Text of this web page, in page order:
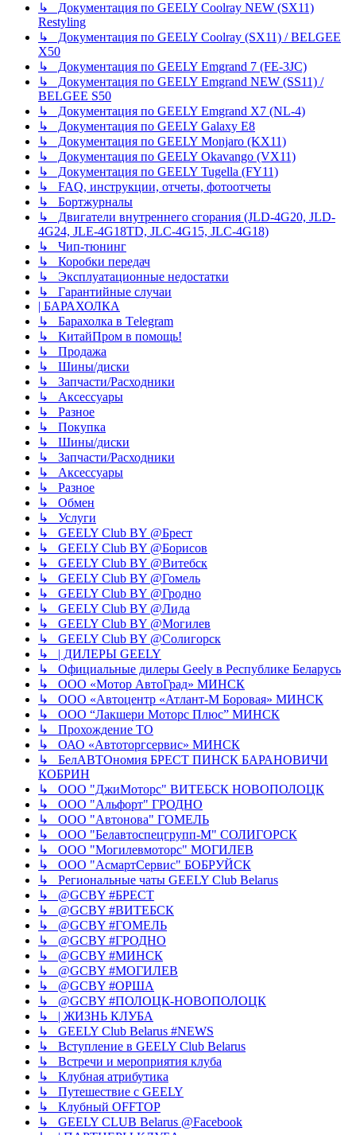
↳ Документация по GEELY Coolray NEW (SX11)
Restyling
↳ Документация по GEELY Coolray (SX11) / BELGEE
X50
↳ Документация по GEELY Emgrand 7 (FE-3JC)
↳ Документация по GEELY Emgrand NEW (SS11) /
BELGEE S50
↳ Документация по GEELY Emgrand X7 (NL-4)
↳ Документация по GEELY Galaxy E8
↳ Документация по GEELY Monjaro (KX11)
↳ Документация по GEELY Okavango (VX11)
↳ Документация по GEELY Tugella (FY11)
↳ FAQ, инструкции, отчеты, фотоотчеты
↳ Бортжурналы
↳ Двигатели внутреннего сгорания (JLD-4G20, JLD-
4G24, JLE-4G18TD, JLC-4G15, JLC-4G18)
↳ Чип-тюнинг
↳ Коробки передач
↳ Эксплуатационные недостатки
↳ Гарантийные случаи
| БАРАХОЛКА
↳ Барахолка в Tеlegram
↳ КитайПром в помощь!
↳ Продажа
↳ Шины/диски
↳ Запчасти/Расходники
↳ Аксессуары
↳ Разное
↳ Покупка
↳ Шины/диски
↳ Запчасти/Расходники
↳ Аксессуары
↳ Разное
↳ Обмен
↳ Услуги
↳ GEELY Club BY @Брест
↳ GEELY Club BY @Борисов
↳ GEELY Club BY @Витебск
↳ GEELY Club BY @Гомель
↳ GEELY Club BY @Гродно
↳ GEELY Club BY @Лида
↳ GEELY Club BY @Могилев
↳ GEELY Club BY @Солигорск
↳ | ДИЛЕРЫ GEELY
↳ Официальные дилеры Geely в Республике Беларусь
↳ ООО «Мотор АвтоГрад» МИНСК
↳ ООО «Автоцентр «Атлант-М Боровая» МИНСК
↳ ООО “Лакшери Моторс Плюс” МИНСК
↳ Прохождение ТО
↳ ОАО «Автоторгсервис» МИНСК
↳ БелАВТОномия БРЕСТ ПИНСК БАРАНОВИЧИ
КОБРИН
↳ ООО "ДжиМоторс" ВИТЕБСК НОВОПОЛОЦК
↳ ООО "Альфорт" ГРОДНО
↳ ООО "Автонова" ГОМЕЛЬ
↳ ООО "Белавтоспецгрупп-М" СОЛИГОРСК
↳ ООО "Могилевмоторс" МОГИЛЕВ
↳ ООО "АсмартСервис" БОБРУЙСК
↳ Региональные чаты GEELY Club Belarus
↳ @GCBY #БРЕСТ
↳ @GCBY #ВИТЕБСК
↳ @GCBY #ГОМЕЛЬ
↳ @GCBY #ГРОДНО
↳ @GCBY #МИНСК
↳ @GCBY #МОГИЛЕВ
↳ @GCBY #ОРША
↳ @GCBY #ПОЛОЦК-НОВОПОЛОЦК
↳ | ЖИЗНЬ КЛУБА
↳ GEELY Club Bеlarus #NEWS
↳ Вступление в GEELY Club Belarus
↳ Встречи и мероприятия клуба
↳ Клубная атрибутика
↳ Путешествие с GEELY
↳ Клубный OFFTOP
↳ GEELY CLUB Belarus @Facebook